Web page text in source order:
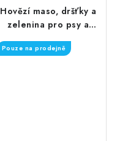
Hovězí maso, dršťky a
zelenina pro psy a
Pouze na prodejně